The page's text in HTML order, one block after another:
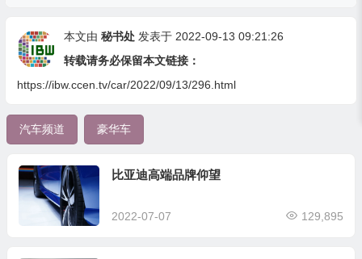
本文由 秘书处发表于 2022-09-13 09:21:26
转载请务必保留本文链接：
https://ibw.ccen.tv/car/2022/09/13/296.html
汽车频道 豪华车
比亚迪高端品牌仰望
2022-07-07 129,895